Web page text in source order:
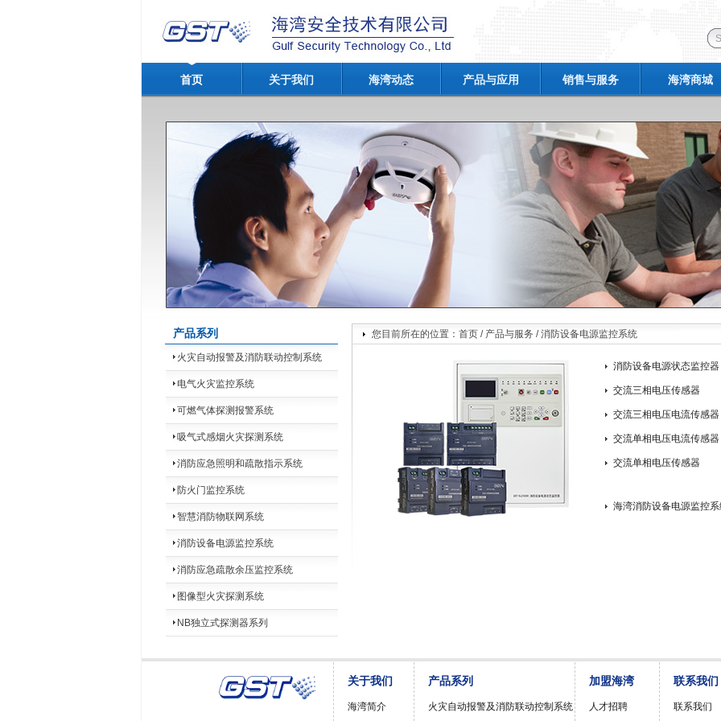
首页 关于我们 海湾动态 产品与应用 销售与服务 海湾商城
产品系列
火灾自动报警及消防联动控制系统
电气火灾监控系统
可燃气体探测报警系统
吸气式感烟火灾探测系统
消防应急照明和疏散指示系统
防火门监控系统
智慧消防物联网系统
消防设备电源监控系统
消防应急疏散余压监控系统
图像型火灾探测系统
NB独立式探测器系列
您目前所在的位置： 首页 / 产品与服务 /消防设备电源监控系统
消防设备电源状态监控器
交流三相电压传感器
交流三相电压电流传感器
交流单相电压电流传感器
交流单相电压传感器
海湾消防设备电源监控
关于我们
海湾简介
产品系列
火灾自动报警及消防联动控制系统
加盟海湾
人才招聘
联系我们
联系我们